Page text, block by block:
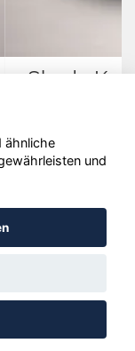
- 2026
ähnliche
und